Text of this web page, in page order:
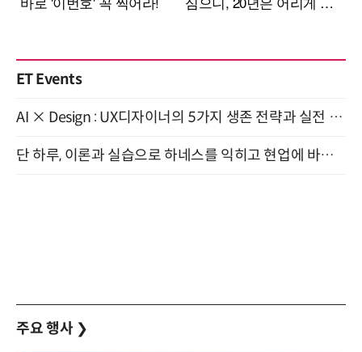
ET Events
AI × Design : UX디자이너의 5가지 생존 전략과 실전 대응 8월 28일 개최
단 하루, 이론과 실습으로 하네스를 익히고 현업에 바로 쓰는 핸즈온 워크숍 (8/20)
주요 행사 ❯